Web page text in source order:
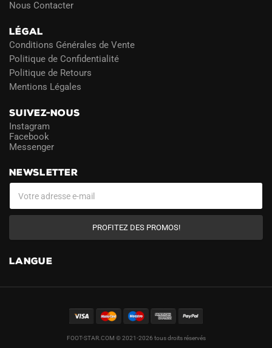
Nous Contacter
LÉGAL
Conditions Générales de Vente
Politique de Confidentialité
Politique de Retours
Mentions Légales
SUIVEZ-NOUS
Instagram
Facebook
Messenger
NEWSLETTER
PROFITEZ DES PROMOS!
LANGUE
FOOT-STAR.COM © 2021-2026 tous droits réservés